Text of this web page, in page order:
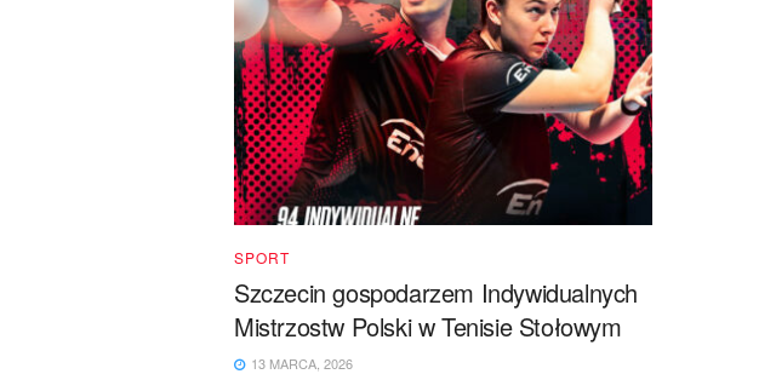
SPORT
Szczecin gospodarzem Indywidualnych
Mistrzostw Polski w Tenisie Stołowym
13 MARCA, 2026